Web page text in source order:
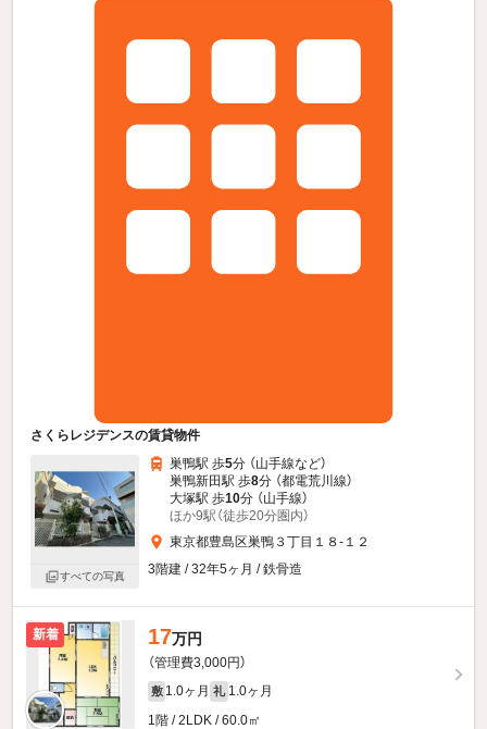
さくらレジデンスの賃貸物件
すべての写真
巣鴨駅 歩5分 （山手線など）
巣鴨新田駅 歩8分 （都電荒川線）
大塚駅 歩10分 （山手線）
ほか9駅（徒歩20分圏内）
東京都豊島区巣鴨３丁目１８-１２
3階建 / 32年5ヶ月 / 鉄骨造
新着 17万円
（管理費3,000円）
敷 1.0ヶ月 礼 1.0ヶ月
1階 / 2LDK / 60.0㎡